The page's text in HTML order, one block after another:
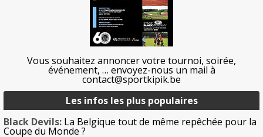
Vous souhaitez annoncer votre tournoi, soirée,
événement, … envoyez-nous un mail à
contact@sportkipik.be
Les infos les plus populaires
Black Devils: La Belgique tout de même repêchée pour la
Coupe du Monde ?